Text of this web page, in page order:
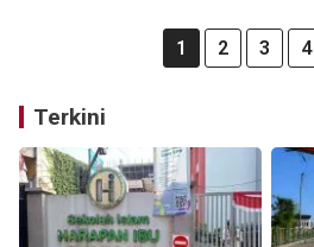
1 2 3 4
Terkini